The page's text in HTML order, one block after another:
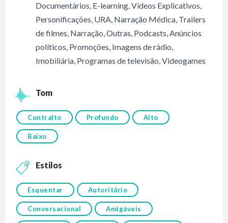
Documentários, E-learning,Vídeos Explicativos,
Personificações, URA, Narração Médica, Trailers
de filmes, Narração,Outras, Podcasts,Anúncios
políticos, Promoções, Imagens de rádio,
Imobiliária, Programas de televisão,Videogames
Tom
Contralto Profundo Alto
Baixo
Estilos
Esquentar Autoritário
Conversacional Amigáveis